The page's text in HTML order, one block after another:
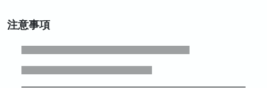
注意事項